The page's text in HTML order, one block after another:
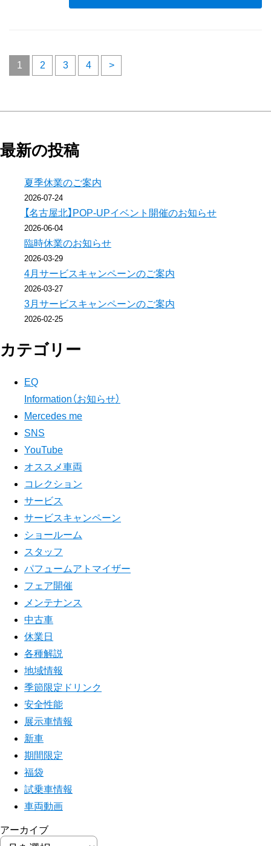
投
の
ペ
ー
ジ
送
り
1 2 3 4 >
最新の投稿
夏季休業のご案内
2026-07-24
【名古屋北】POP-UPイベント開催のお知らせ
2026-06-04
臨時休業のお知らせ
2026-03-29
4月サービスキャンペーンのご案内
2026-03-27
3月サービスキャンペーンのご案内
2026-02-25
カテゴリー
EQ
Information（お知らせ）
Mercedes me
SNS
YouTube
オススメ車両
コレクション
サービス
サービスキャンペーン
ショールーム
スタッフ
パフュームアトマイザー
フェア開催
メンテナンス
中古車
休業日
各種解説
地域情報
季節限定ドリンク
安全性能
展示車情報
新車
期間限定
福袋
試乗車情報
車両動画
アーカイブ